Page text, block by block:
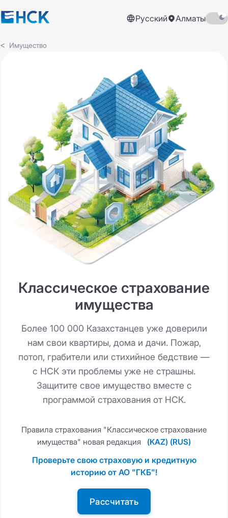
Русский Алматы
Имущество
Классическое страхование
имущества
Более 100 000 Казахстанцев уже доверили
нам свои квартиры, дома и дачи. Пожар,
потоп, грабители или стихийное бедствие —
с НСК эти проблемы уже не страшны.
Защитите свое имущество вместе с
программой страхования от НСК.
Правила страхования "Классическое страхование
имущества" новая редакция
(KAZ) (RUS)
Проверьте свою страховую и кредитную
историю от АО "ГКБ"!
Рассчитать